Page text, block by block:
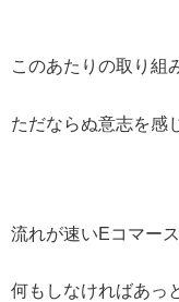
このあたりの取り組
ただならぬ意志を感
流れが速いEコマース
何もしなければあっ